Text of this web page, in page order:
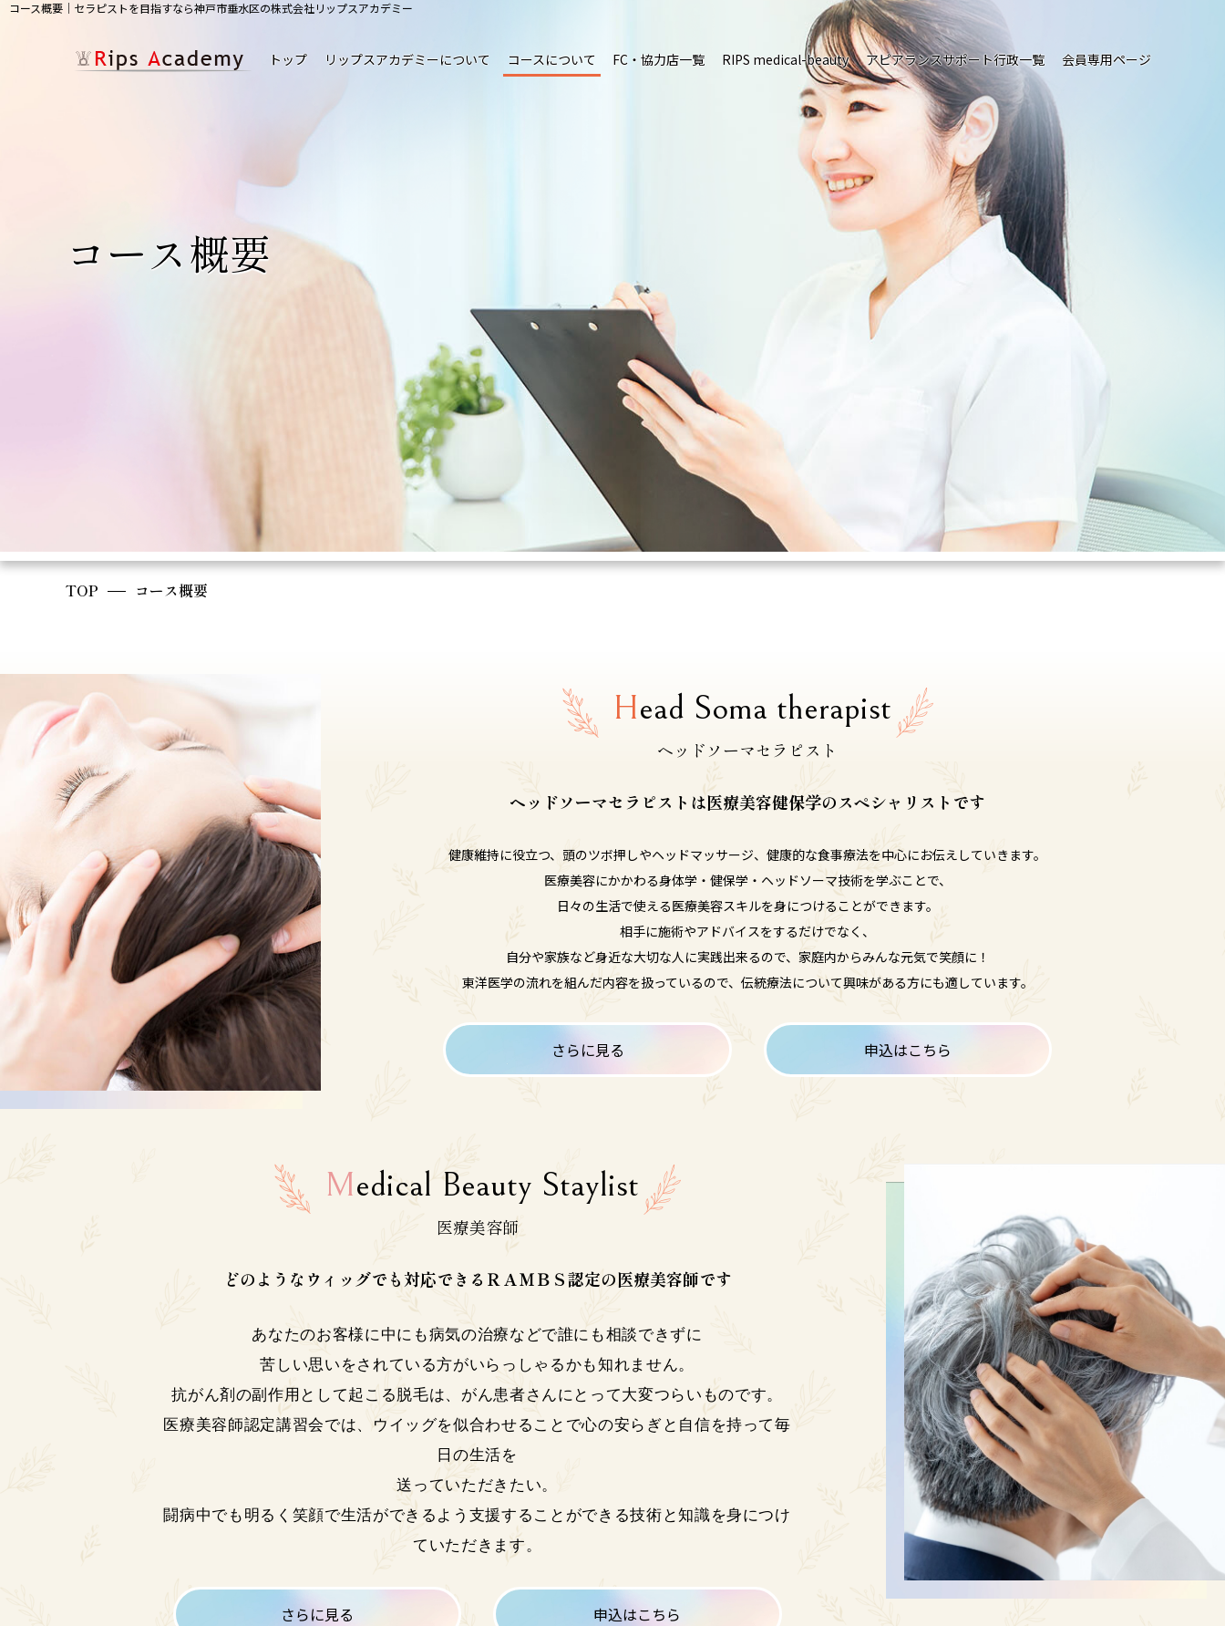
コース概要｜セラピストを目指すなら神戸市垂水区の株式会社リップスアカデミー
トップ リップスアカデミーについて コースについて FC・協力店一覧 RIPS medical-beauty アピアランスサポート行政一覧 会員専用ページ
コース概要
TOP コース概要
Head Soma therapist
ヘッドソーマセラピスト
ヘッドソーマセラピストは医療美容健保学のスペシャリストです
健康維持に役立つ、頭のツボ押しやヘッドマッサージ、健康的な食事療法を中心にお伝えしていきます。
医療美容にかかわる身体学・健保学・ヘッドソーマ技術を学ぶことで、
日々の生活で使える医療美容スキルを身につけることができます。
相手に施術やアドバイスをするだけでなく、
自分や家族など身近な大切な人に実践出来るので、家庭内からみんな元気で笑顔に！
東洋医学の流れを組んだ内容を扱っているので、伝統療法について興味がある方にも適しています。
さらに見る 申込はこちら
Medical Beauty Staylist
医療美容師
どのようなウィッグでも対応できるＲＡＭＢＳ認定の医療美容師です
あなたのお客様に中にも病気の治療などで誰にも相談できずに
苦しい思いをされている方がいらっしゃるかも知れません。
抗がん剤の副作用として起こる脱毛は、がん患者さんにとって大変つらいものです。
医療美容師認定講習会では、ウイッグを似合わせることで心の安らぎと自信を持って毎
日の生活を
送っていただきたい。
闘病中でも明るく笑顔で生活ができるよう支援することができる技術と知識を身につけ
ていただきます。
さらに見る 申込はこちら